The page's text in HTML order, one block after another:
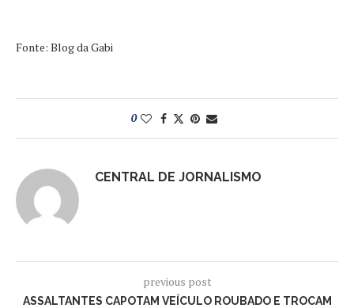
Fonte: Blog da Gabi
0
CENTRAL DE JORNALISMO
previous post
ASSALTANTES CAPOTAM VEÍCULO ROUBADO E TROCAM